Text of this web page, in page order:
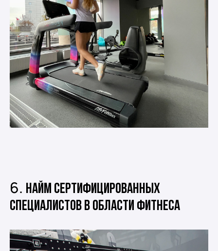
6. Найм сертифицированных
специалистов в области фитнеса